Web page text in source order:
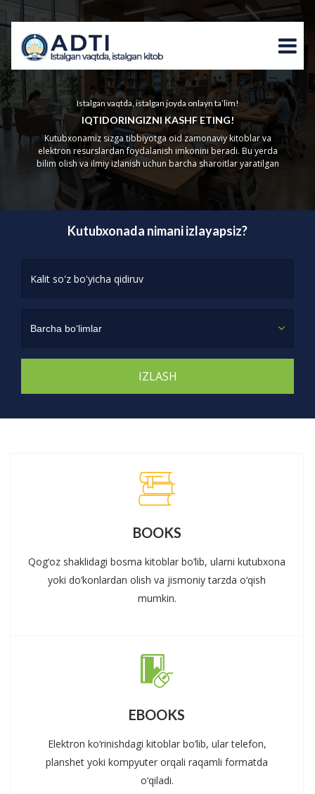
Istalgan vaqtda, istalgan joyda onlayn ta’lim!
IQTIDORINGIZNI KASHF ETING!
Kutubxonamiz sizga tibbiyotga oid zamonaviy kitoblar va
elektron resurslardan foydalanish imkonini beradi. Bu yerda
bilim olish va ilmiy izlanish uchun barcha sharoitlar yaratilgan
Kutubxonada nimani izlayapsiz?
Barcha bo‘limlar
BOOKS
Qog‘oz shaklidagi bosma kitoblar bo‘lib, ularni kutubxona
yoki do‘konlardan olish va jismoniy tarzda o‘qish
mumkin.
EBOOKS
Elektron ko‘rinishdagi kitoblar bo‘lib, ular telefon,
planshet yoki kompyuter orqali raqamli formatda
o‘qiladi.